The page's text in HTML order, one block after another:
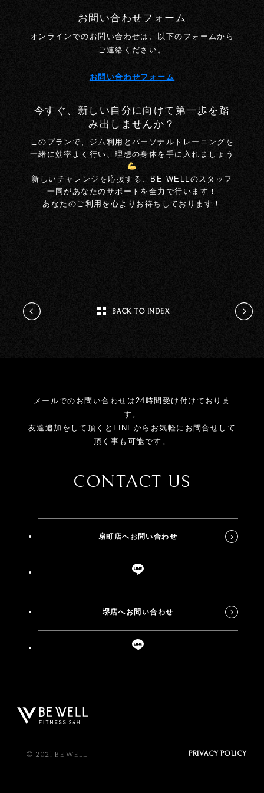
お問い合わせフォーム
オンラインでのお問い合わせは、以下のフォームから
ご連絡ください。
お問い合わせフォーム
今すぐ、新しい自分に向けて第一歩を踏
み出しませんか？
このプランで、ジム利用とパーソナルトレーニングを
一緒に効率よく行い、理想の身体を手に入れましょう
新しいチャレンジを応援する、BE WELLのスタッフ
一同があなたのサポートを全力で行います！
あなたのご利用を心よりお待ちしております！
BACK TO INDEX
メールでのお問い合わせは24時間受け付けておりま
す。
友達追加をして頂くとLINEからお気軽にお問合せして
頂く事も可能です。
CONTACT US
扇町店へお問い合わせ
堺店へお問い合わせ
© 2021 BE WELL PRIVACY POLICY